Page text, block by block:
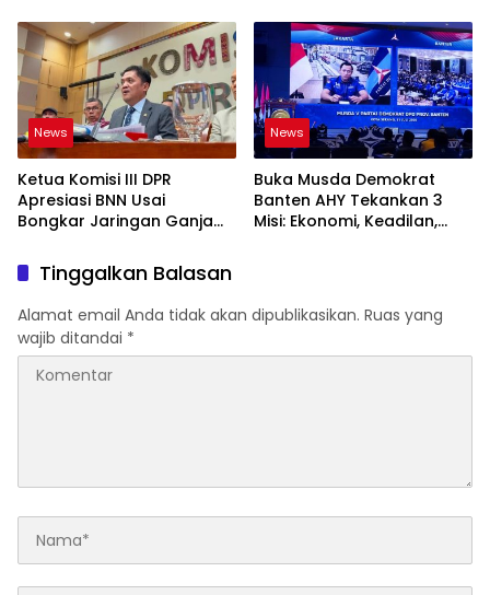
News
Ketua Komisi III DPR
Apresiasi BNN Usai
Bongkar Jaringan Ganja
News
Buka Musda Demokrat
Banten AHY Tekankan 3
Misi: Ekonomi, Keadilan,
Tinggalkan Balasan
Alamat email Anda tidak akan dipublikasikan. Ruas yang
wajib ditandai *